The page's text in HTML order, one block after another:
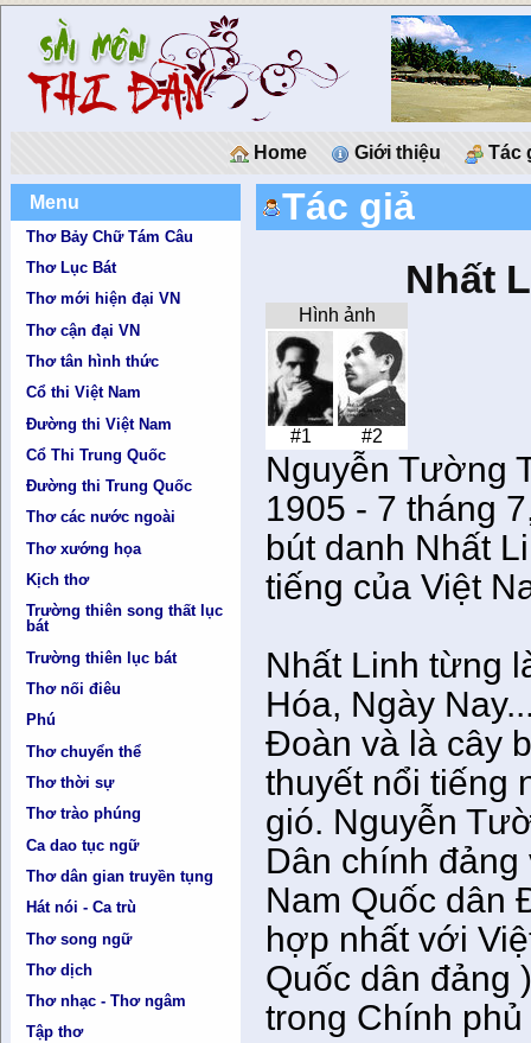
Home Giới thiệu Tác
Menu
Thơ Bảy Chữ Tám Câu
Thơ Lục Bát
Thơ mới hiện đại VN
Thơ cận đại VN
Thơ tân hình thức
Cổ thi Việt Nam
Đường thi Việt Nam
Cổ Thi Trung Quốc
Đường thi Trung Quốc
Thơ các nước ngoài
Thơ xướng họa
Kịch thơ
Trường thiên song thất lục
bát
Trường thiên lục bát
Thơ nối điêu
Phú
Thơ chuyển thể
Thơ thời sự
Thơ trào phúng
Ca dao tục ngữ
Thơ dân gian truyền tụng
Hát nói - Ca trù
Thơ song ngữ
Thơ dịch
Thơ nhạc - Thơ ngâm
Tập thơ
Tác giả
Nhất
Hình ảnh
#1 #2
Nguyễn Tường
1905 - 7 tháng
bút danh Nhất
tiếng của Việt
Nhất Linh từng
Hóa, Ngày
Đoàn và là cây
thuyết nổi tiếng
gió. Nguyễn
Dân chính
Nam Quốc dân
hợp nhất với
Quốc dân đảng
trong Chính